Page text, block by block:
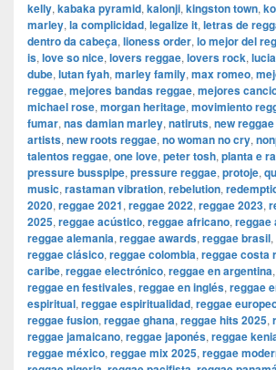
kelly, kabaka pyramid, kalonji, kingston town,
marley, la complicidad, legalize it, letras de
dentro da cabeça, lioness order, lo mejor del
is, love so nice, lovers reggae, lovers rock,
dube, lutan fyah, marley family, max romeo,
reggae, mejores bandas reggae, mejores
michael rose, morgan heritage, movimiento
fumar, nas damian marley, natiruts, new
artists, new roots reggae, no woman no cry,
talentos reggae, one love, peter tosh, planta e
pressure busspipe, pressure reggae, protoje,
music, rastaman vibration, rebelution,
2020, reggae 2021, reggae 2022, reggae 2023,
2025, reggae acústico, reggae africano, reggae
reggae alemania, reggae awards, reggae brasil,
reggae clásico, reggae colombia, reggae costa
caribe, reggae electrónico, reggae en argentina,
reggae en festivales, reggae en inglés, reggae
espiritual, reggae espiritualidad, reggae
reggae fusion, reggae ghana, reggae hits 2025,
reggae jamaicano, reggae japonés, reggae
reggae méxico, reggae mix 2025, reggae